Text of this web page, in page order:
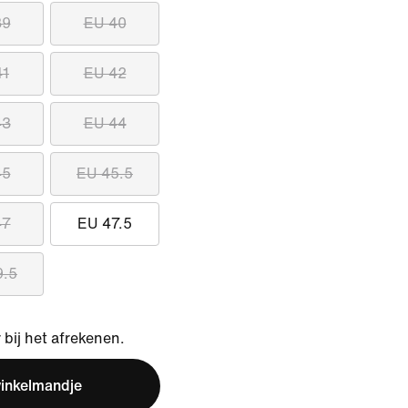
EU 40
EU 42
EU 44
EU 45.5
EU 47.5
bij het afrekenen.